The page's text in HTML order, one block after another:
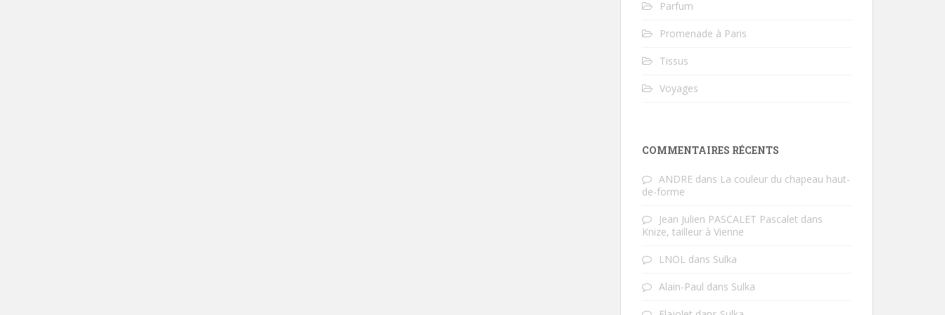
Parfum
Promenade à Paris
Tissus
Voyages
COMMENTAIRES RÉCENTS
ANDRE dans La couleur du chapeau haut-
de-forme
Jean Julien PASCALET Pascalet dans
Knize, tailleur à Vienne
LNOL dans Sulka
Alain-Paul dans Sulka